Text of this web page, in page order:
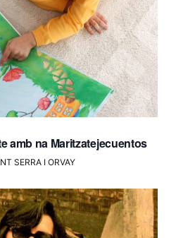
amb na Maritzatejecuentos
SERRA I ORVAY